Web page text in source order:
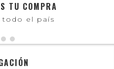
TU COMPRA
todo el país